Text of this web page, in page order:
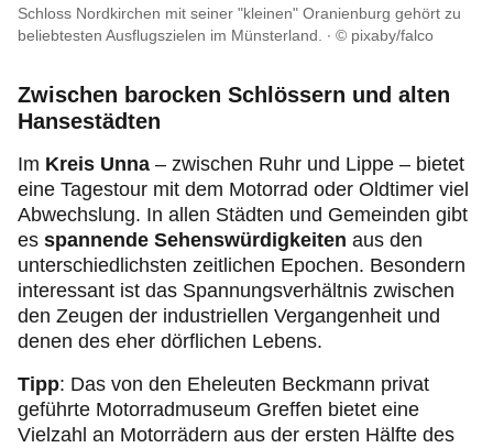
Schloss Nordkirchen mit seiner "kleinen" Oranienburg gehört zu
beliebtesten Ausflugszielen im Münsterland.
© pixaby/falco
Zwischen barocken Schlössern und alten
Hansestädten
Im Kreis Unna – zwischen Ruhr und Lippe – bietet
eine Tagestour mit dem Motorrad oder Oldtimer viel
Abwechslung. In allen Städten und Gemeinden gibt
es spannende Sehenswürdigkeiten aus den
unterschiedlichsten zeitlichen Epochen. Besondern
interessant ist das Spannungsverhältnis zwischen
den Zeugen der industriellen Vergangenheit und
denen des eher dörflichen Lebens.
Tipp: Das von den Eheleuten Beckmann privat
geführte Motorradmuseum Greffen bietet eine
Vielzahl an Motorrädern aus der ersten Hälfte des